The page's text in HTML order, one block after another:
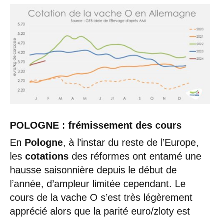
POLOGNE : frémissement des cours
En Pologne, à l’instar du reste de l’Europe,
les cotations des réformes ont entamé une
hausse saisonnière depuis le début de
l’année, d’ampleur limitée cependant. Le
cours de la vache O s’est très légèrement
apprécié alors que la parité euro/zloty est